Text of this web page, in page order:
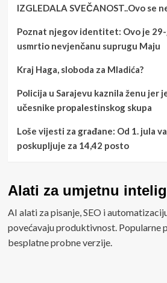
IZGLEDALA SVEČANOST..Ovo se
Poznat njegov identitet: Ovo je
usmrtio nevjenčanu suprugu Maju
Kraj Haga, sloboda za Mladića?
Policija u Sarajevu kaznila ženu jer
učesnike propalestinskog skupa
Loše vijesti za građane: Od 1. jula
poskupljuje za 14,42 posto
Alati za umjetnu
AI alati za pisanje, SEO i
povećavaju produktivnost. Popularne
besplatne probne verzije.